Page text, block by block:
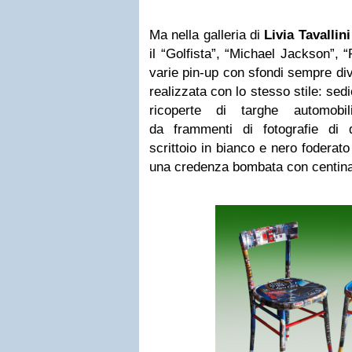
Ma nella galleria di Livia Tavallini
il “Golfista”, “Michael Jackson”,
varie pin-up con sfondi sempre
realizzata con lo stesso stile:
ricoperte di targhe
da frammenti di fotografie di
scrittoio in bianco e nero
una credenza bombata con